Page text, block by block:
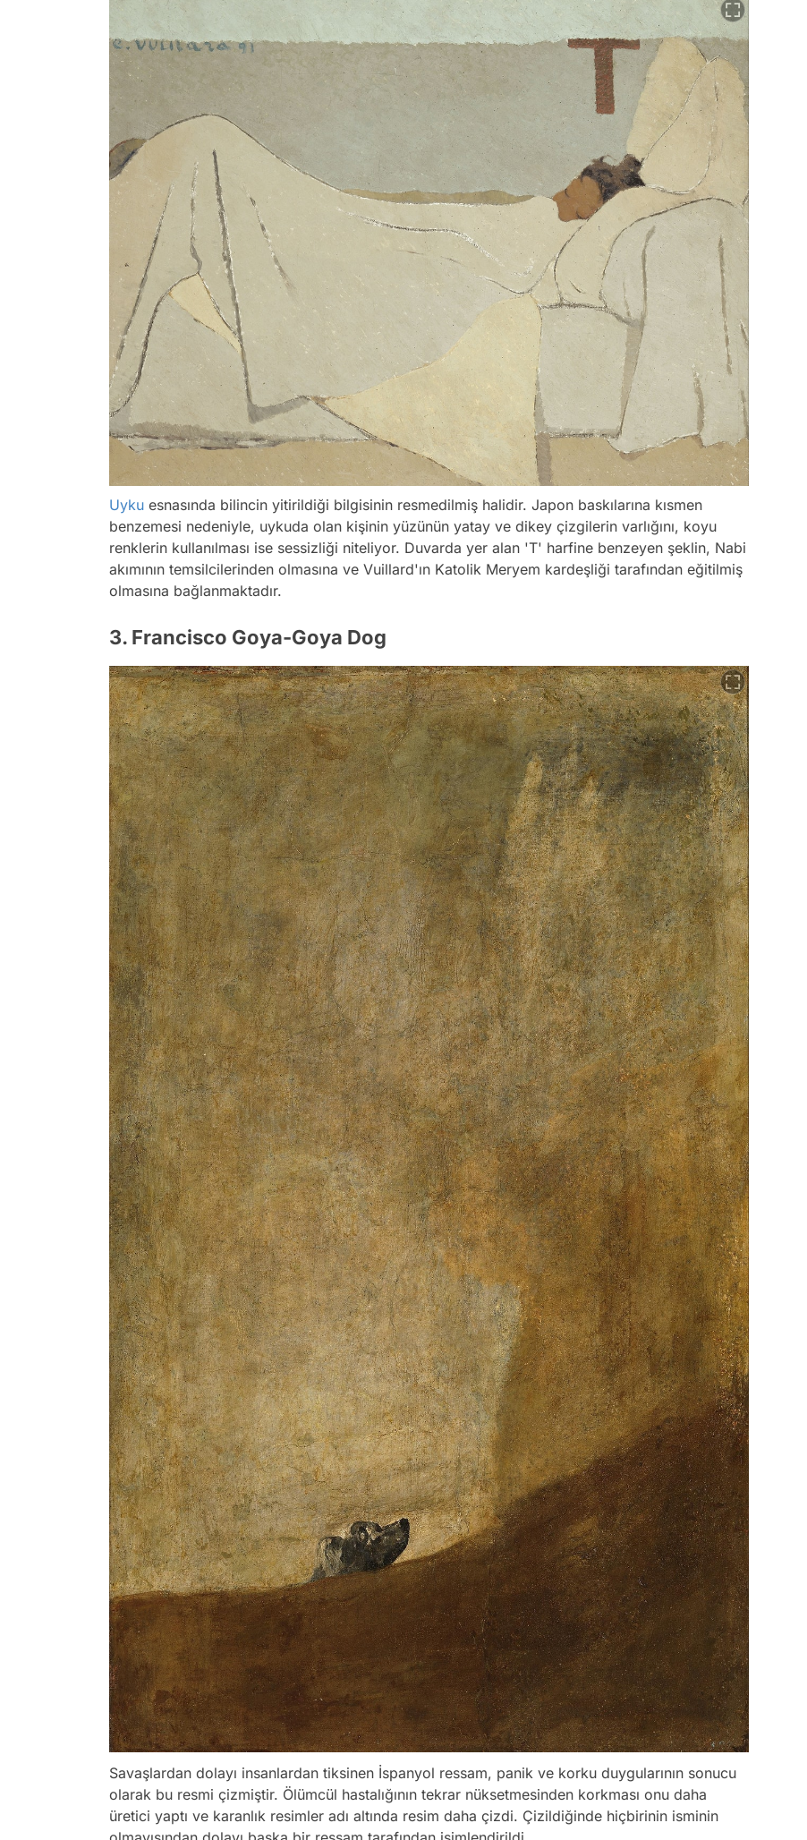
Uyku esnasında bilincin yitirildiği bilgisinin resmedilmiş halidir. Japon baskılarına kısmen
benzemesi nedeniyle, uykuda olan kişinin yüzünün yatay ve dikey çizgilerin varlığını, koyu
renklerin kullanılması ise sessizliği niteliyor. Duvarda yer alan 'T' harfine benzeyen şeklin, Nabi
akımının temsilcilerinden olmasına ve Vuillard'ın Katolik Meryem kardeşliği tarafından eğitilmiş
olmasına bağlanmaktadır.
3. Francisco Goya-Goya Dog
Savaşlardan dolayı insanlardan tiksinen İspanyol ressam, panik ve korku duygularının sonucu
olarak bu resmi çizmiştir. Ölümcül hastalığının tekrar nüksetmesinden korkması onu daha
üretici yaptı ve karanlık resimler adı altında resim daha çizdi. Çizildiğinde hiçbirinin isminin